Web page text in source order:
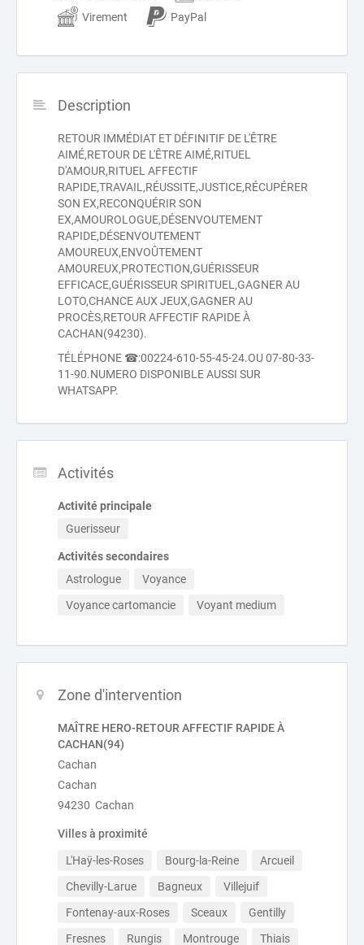
Virement
PayPal
Description
RETOUR IMMÉDIAT ET DÉFINITIF DE L'ÊTRE
AIMÉ,RETOUR DE L'ÊTRE AIMÉ,RITUEL
D'AMOUR,RITUEL AFFECTIF
RAPIDE,TRAVAIL,RÉUSSITE,JUSTICE,RÉCUPÉRER
SON EX,RECONQUÉRIR SON
EX,AMOUROLOGUE,DÉSENVOUTEMENT
RAPIDE,DÉSENVOUTEMENT
AMOUREUX,ENVOÛTEMENT
AMOUREUX,PROTECTION,GUÉRISSEUR
EFFICACE,GUÉRISSEUR SPIRITUEL,GAGNER AU
LOTO,CHANCE AUX JEUX,GAGNER AU
PROCÈS,RETOUR AFFECTIF RAPIDE À
CACHAN(94230).
TÉLÉPHONE ☎:00224-610-55-45-24.OU 07-80-33-
11-90.NUMERO DISPONIBLE AUSSI SUR
WHATSAPP.
Activités
Activité principale
Guerisseur
Activités secondaires
Astrologue
Voyance
Voyance cartomancie
Voyant medium
Zone d'intervention
MAÎTRE HERO-RETOUR AFFECTIF RAPIDE À
CACHAN(94)
Cachan
Cachan
94230 Cachan
Villes à proximité
L'Haÿ-les-Roses Bourg-la-Reine
Arcueil
Chevilly-Larue
Bagneux
Villejuif
Fontenay-aux-Roses
Sceaux
Gentilly
Fresnes
Rungis Montrouge Thiais